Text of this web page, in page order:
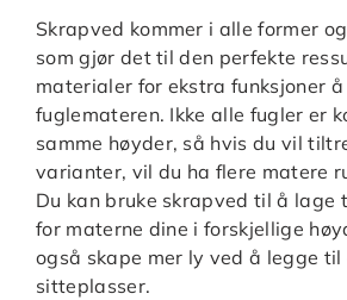
Skrapved kommer i alle former
som gjør det til den perfekte
materialer for ekstra funksjoner
fuglemateren. Ikke alle fugler er
samme høyder, så hvis du vil
varianter, vil du ha flere matere
Du kan bruke skrapved til å lage
for materne dine i forskjellige
også skape mer ly ved å legge
sitteplasser.